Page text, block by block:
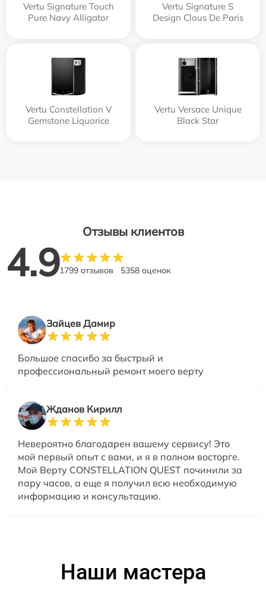
Vertu Signature Touch
Pure Navy Alligator
Vertu Signature S
Design Clous De Paris
Vertu Constellation V
Gemstone Liquorice
Vertu Versace Unique
Black Star
Отзывы клиентов
4.91799 отзывов 5358 оценок
Зайцев Дамир
Большое спасибо за быстрый и
профессиональный ремонт моего верту
Жданов Кирилл
Невероятно благодарен вашему сервису! Это
мой первый опыт с вами, и я в полном восторге.
Мой Верту CONSTELLATION QUEST починили за
пару часов, а еще я получил всю необходимую
информацию и консультацию.
Наши мастера